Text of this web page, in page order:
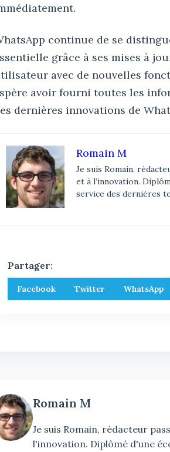
continue de se
grâce à ses mises à
avec de nouvelles
avoir fourni toutes les
dernières innovations de
Romain M
Je suis Romain,
et à l’innovation.
service des dernières
Partager:
Facebook Twitter WhatsApp
Romain M
Je suis Romain, rédacteur
l'innovation. Diplômé d'une